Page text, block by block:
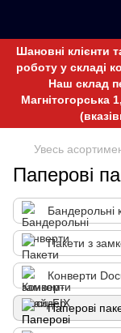
Шановні клієнти
роботу у складі
Наш склад
Магнітогорська
Увесь
Паперові
Бандерольні
Пакети з
Конверти
Паперові